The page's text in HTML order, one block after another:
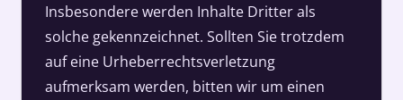
Insbesondere werden Inhalte Dritter als
solche gekennzeichnet. Sollten Sie trotzdem
auf eine Urheberrechtsverletzung
aufmerksam werden, bitten wir um einen